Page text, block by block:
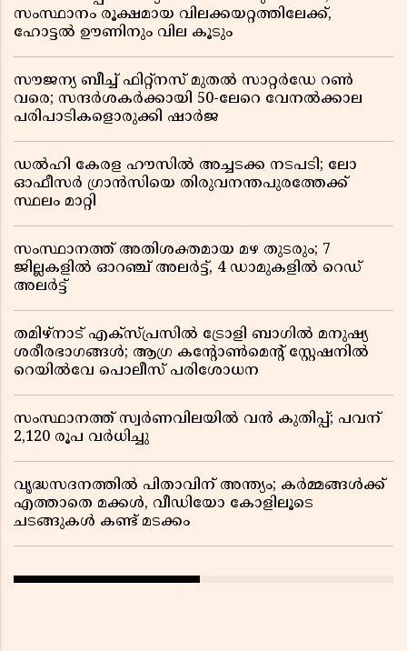
സംസ്ഥാനം രൂക്ഷമായ വിലക്കയറ്റത്തിലേക്ക്,
ഹോട്ടൽ ഊണിനും വില കൂടും
സൗജന്യ ബീച്ച് ഫിറ്റ്നസ് മുതൽ സാറ്റർഡേ റൺ
വരെ; സന്ദർശകർക്കായി 50-ലേറെ വേനൽക്കാല
പരിപാടികളൊരുക്കി ഷാർജ
ഡൽഹി കേരള ഹൗസിൽ അച്ചടക്ക നടപടി; ലോ
ഓഫീസർ ഗ്രാൻസിയെ തിരുവനന്തപുരത്തേക്ക്
സ്ഥലം മാറ്റി
സംസ്ഥാനത്ത് അതിശക്തമായ മഴ തുടരും; 7
ജില്ലകളിൽ ഓറഞ്ച് അലർട്ട്, 4 ഡാമുകളിൽ റെഡ്
അലർട്ട്
തമിഴ്‌നാട് എക്സ്പ്രസിൽ ട്രോളി ബാഗിൽ മനുഷ്യ
ശരീരഭാഗങ്ങൾ; ആഗ്ര കൻ്റോൺമെൻ്റ് സ്റ്റേഷനിൽ
റെയിൽവേ പൊലീസ് പരിശോധന
സംസ്ഥാനത്ത് സ്വര്‍ണവിലയില്‍ വന്‍ കുതിപ്പ്; പവന്
2,120 രൂപ വര്‍ധിച്ചു
വൃദ്ധസദനത്തിൽ പിതാവിന് അന്ത്യം; കർമ്മങ്ങൾക്ക്
എത്താതെ മക്കൾ, വീഡിയോ കോളിലൂടെ
ചടങ്ങുകൾ കണ്ട് മടക്കം